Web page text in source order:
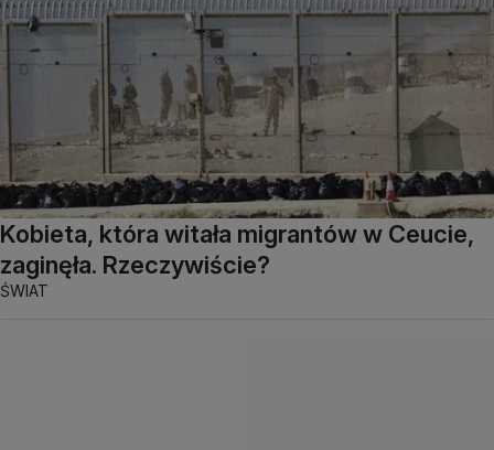
Kobieta, która witała migrantów w Ceucie,
zaginęła. Rzeczywiście?
ŚWIAT